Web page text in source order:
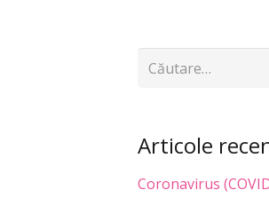
Caută
Articole
Coronavirus